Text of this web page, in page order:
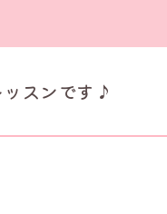
ッスンです♪